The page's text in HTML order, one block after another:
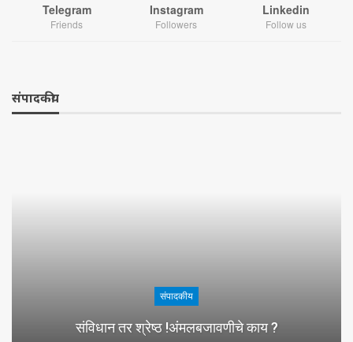
Telegram
Friends
Instagram
Followers
Linkedin
Follow us
संपादकीय
संपादकीय
संविधान तर श्रेष्ठ !अंमलबजावणीचे काय ?